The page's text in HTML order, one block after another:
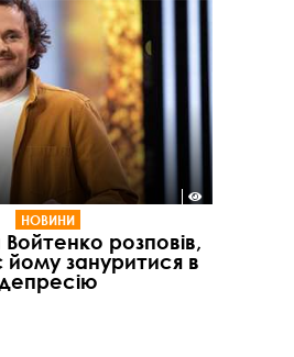
НОВИНИ
розповів,
зануритися в